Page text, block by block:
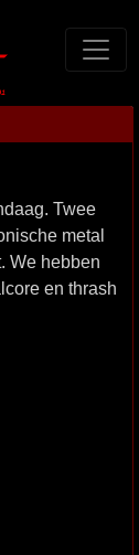
Twee
metal
We hebben
en thrash